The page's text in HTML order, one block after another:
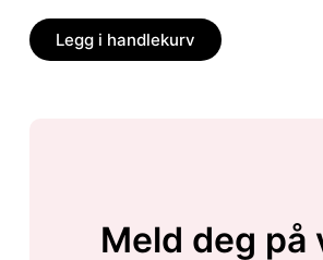
Legg i handlekurv
Meld deg på